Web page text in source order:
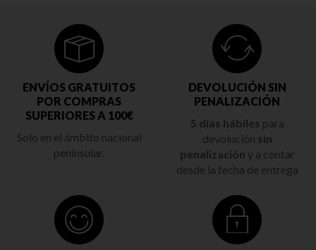
ENVÍOS GRATUITOS
POR COMPRAS
SUPERIORES A 100€
Solo en el ámbito nacional
peninsular.
DEVOLUCIÓN SIN
PENALIZACIÓN
5 días hábiles para
devolución sin
penalización y a contar
desde la fecha de entrega